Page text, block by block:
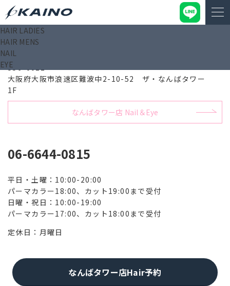
HAIR LADIES
HAIR MENS
NAIL
EYE
なんばタワー店 Hair
556-0011
大阪府大阪市浪速区難波中2-10-52 ザ・なんばタワー
1F
なんばタワー店 Nail＆Eye
06-6644-0815
平日・土曜：10:00-20:00
パーマカラー18:00、カット19:00まで受付
日曜・祝日：10:00-19:00
パーマカラー17:00、カット18:00まで受付
定休日：月曜日
なんばタワー店Hair予約